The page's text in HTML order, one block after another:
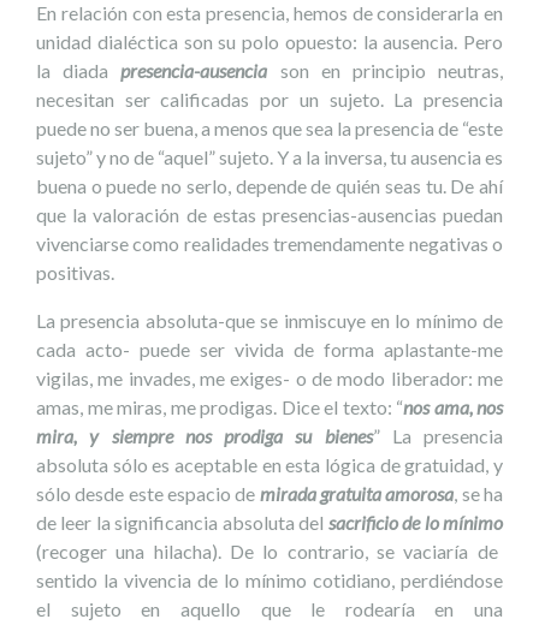
En relación con esta presencia, hemos de considerarla en
unidad dialéctica son su polo opuesto: la ausencia. Pero
la diadapresencia-ausencia son en principio neutras,
necesitan ser calificadas por un sujeto. La presencia
puede no ser buena, a menos que sea la presencia de “este
sujeto” y no de “aquel” sujeto. Y a la inversa, tu ausencia es
buena o puede no serlo, depende de quién seas tu. De ahí
que la valoración de estas presencias-ausencias puedan
vivenciarse como realidades tremendamente negativas o
positivas.
La presencia absoluta-que se inmiscuye en lo mínimo de
cada acto- puede ser vivida de forma aplastante-me
vigilas, me invades, me exiges- o de modo liberador: me
amas, me miras, me prodigas. Dice el texto: “nos ama, nos
mira, y siempre nos prodiga su bienes” La presencia
absoluta sólo es aceptable en esta lógica de gratuidad, y
sólo desde este espacio de mirada gratuita amorosa, se ha
de leer la significancia absoluta del sacrificio de lo mínimo
(recoger una hilacha). De lo contrario, se vaciaría de
sentido la vivencia de lo mínimo cotidiano, perdiéndose
el sujeto en aquello que le rodearía en una